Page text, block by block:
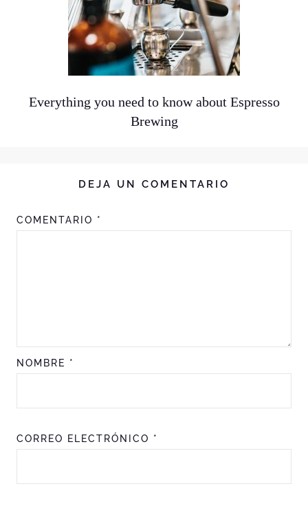
Everything you need to know about Espresso
Brewing
DEJA UN COMENTARIO
COMENTARIO *
NOMBRE *
CORREO ELECTRÓNICO *